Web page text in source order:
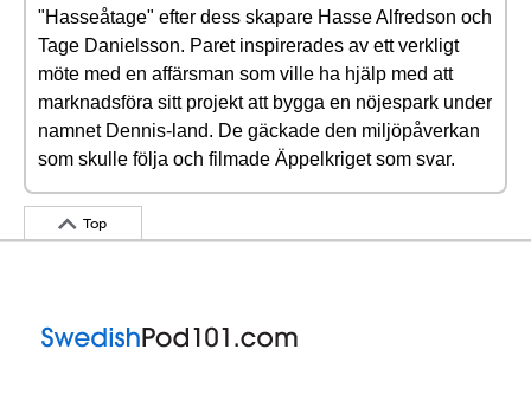
"Hasseåtage" efter dess skapare Hasse Alfredson och
Tage Danielsson. Paret inspirerades av ett verkligt
möte med en affärsman som ville ha hjälp med att
marknadsföra sitt projekt att bygga en nöjespark under
namnet Dennis-land. De gäckade den miljöpåverkan
som skulle följa och filmade Äppelkriget som svar.
Top